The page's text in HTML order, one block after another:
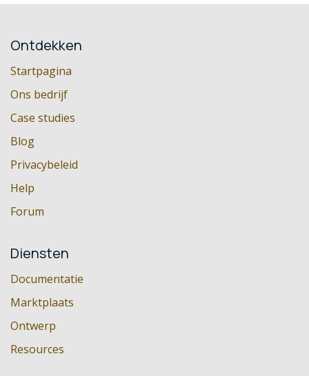
Ontdekken
Startpagina
Ons bedrijf
Case studies
Blog
Privacybeleid
Help
Forum
Diensten
Documentatie
Marktplaats
Ontwerp
Resources